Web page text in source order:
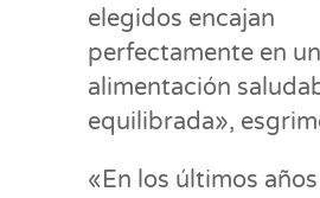
elegidos encajan
perfectamente en
alimentación
equilibrada»,
«En los últimos